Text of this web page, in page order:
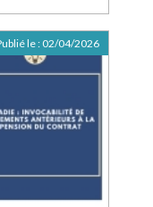
le : 02/04/2026